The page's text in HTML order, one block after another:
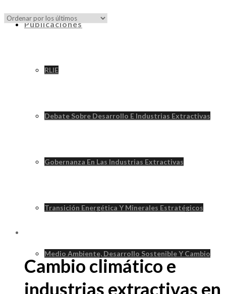
Publicaciones
RLIE
Debate Sobre Desarrollo E Industrias Extractivas
Gobernanza En Las Industrias Extractivas
Transición Energética Y Minerales Estratégicos
Medio Ambiente, Desarrollo Sostenible Y Cambio
los
Cambio climático e
industrias extractivas en